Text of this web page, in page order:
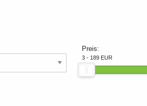
Preis:
3 - 189 EUR